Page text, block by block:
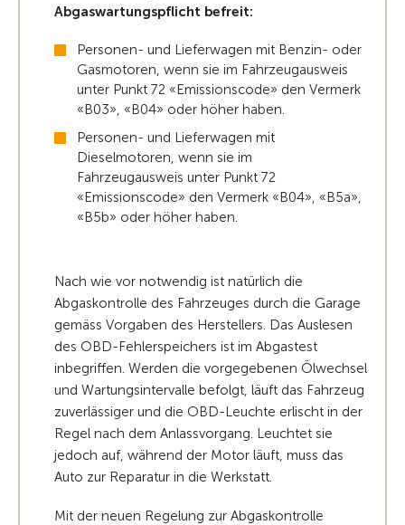
Abgaswartungspflicht befreit:
Personen- und Lieferwagen mit Benzin- oder
Gasmotoren, wenn sie im Fahrzeugausweis
unter Punkt 72 «Emissionscode» den Vermerk
«B03», «B04» oder höher haben.
Personen- und Lieferwagen mit
Dieselmotoren, wenn sie im
Fahrzeugausweis unter Punkt 72
«Emissionscode» den Vermerk «B04», «B5a»,
«B5b» oder höher haben.
Nach wie vor notwendig ist natürlich die
Abgaskontrolle des Fahrzeuges durch die Garage
gemäss Vorgaben des Herstellers. Das Auslesen
des OBD-Fehlerspeichers ist im Abgastest
inbegriffen. Werden die vorgegebenen Ölwechsel
und Wartungsintervalle befolgt, läuft das Fahrzeug
zuverlässiger und die OBD-Leuchte erlischt in der
Regel nach dem Anlassvorgang. Leuchtet sie
jedoch auf, während der Motor läuft, muss das
Auto zur Reparatur in die Werkstatt.
Mit der neuen Regelung zur Abgaskontrolle